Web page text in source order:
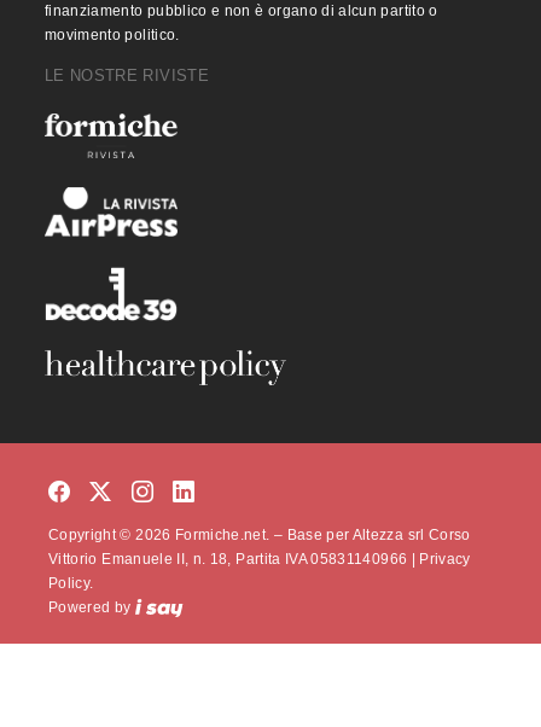
finanziamento pubblico e non è organo di alcun partito o
movimento politico.
LE NOSTRE RIVISTE
Copyright © 2026 Formiche.net. – Base per Altezza srl Corso
Vittorio Emanuele II, n. 18, Partita IVA 05831140966 | Privacy
Policy.
Powered by